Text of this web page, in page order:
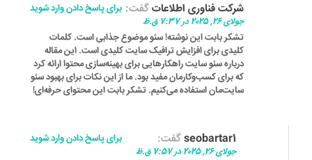
شرکت فناوری اطلاعاتگفت:
جولای 26, 2025 در 7:37 ق.ظ
تشکر بابت این نوشته! سئو موضوع جذابی است. کلمات
کلیدی برای افزایش ترافیک سایت کلیدی است. این مقاله
درباره سئو سایت راهکارهایی برای بهینه‌سازی محتوا ارائه کرد
که برای کسب‌وکارمان مفید بود. ما از این نکات برای بهبود سئو
سایت‌مان استفاده می‌کنیم. تشکر بابت این محتوای حرفه‌ای!
برای پاسخ دادن وارد شوید
seobartar1گفت:
جولای 26, 2025 در 7:57 ق.ظ
برای پاسخ دادن وارد شوید